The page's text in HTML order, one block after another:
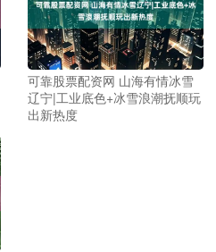
可靠股票配资网 山海有情冰雪
辽宁|工业底色+冰雪浪潮抚顺玩
出新热度